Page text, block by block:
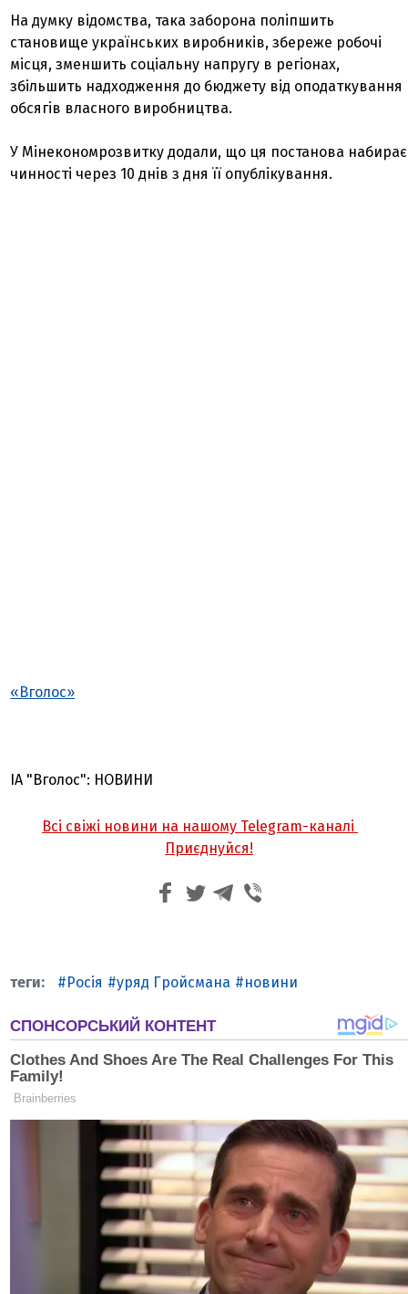
На думку відомства, така заборона поліпшить
становище українських виробників, збереже робочі
місця, зменшить соціальну напругу в регіонах,
збільшить надходження до бюджету від оподаткування
обсягів власного виробництва.
У Мінекономрозвитку додали, що ця постанова набирає
чинності через 10 днів з дня її опублікування.
«Вголос»
ІА "Вголос": НОВИНИ
Всі свіжі новини на нашому Telegram-каналі
Приєднуйся!
Росія уряд Гройсмана новини